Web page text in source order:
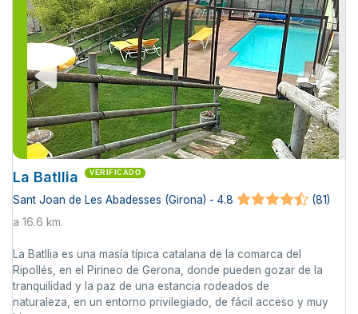
La Batllia VERIFICADO
Sant Joan de Les Abadesses (Girona) - 4.8
(81)
a 16.6 km.
La Batllia es una masía típica catalana de la comarca del
Ripollés, en el Pirineo de Gerona, donde pueden gozar de la
tranquilidad y la paz de una estancia rodeados de
naturaleza, en un entorno privilegiado, de fácil acceso y muy